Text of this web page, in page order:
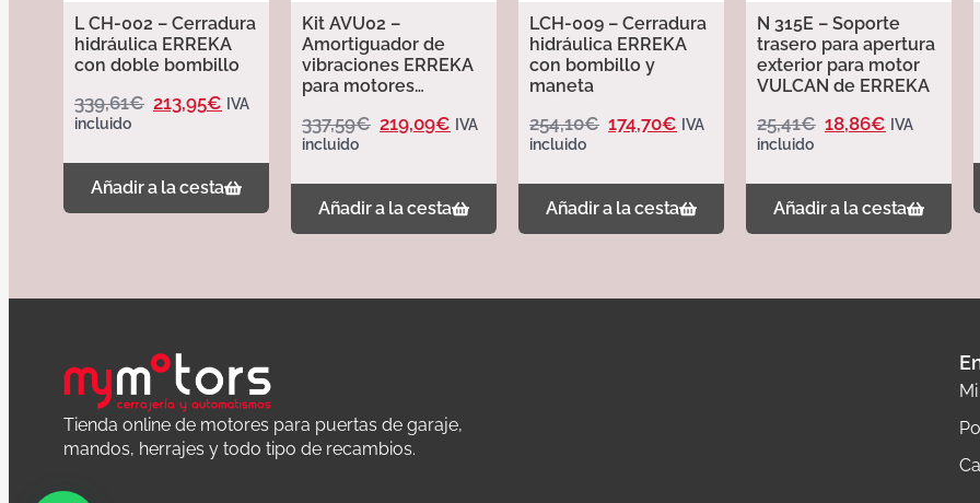
L CH-002 – Cerradura
hidráulica ERREKA
con doble bombillo
339,61€ 213,95€ IVA
incluido
Añadir a la cesta
Kit AVU02 –
Amortiguador de
vibraciones ERREKA
para motores
337,59€ 219,09€ IVA
incluido
Añadir a la cesta
LCH-009 – Cerradura
hidráulica ERREKA
con bombillo y
maneta
254,10€ 174,70€ IVA
incluido
Añadir a la cesta
N 315E – Soporte
trasero para apertura
exterior para motor
VULCAN de ERREKA
25,41€ 18,86€ IVA
incluido
Añadir a la cesta
Tienda online de motores para puertas de garaje,
mandos, herrajes y todo tipo de recambios.